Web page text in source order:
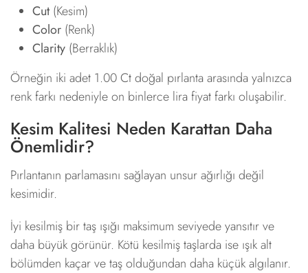
Cut(Kesim)
Color (Renk)
Clarity (Berraklık)
Örneğin iki adet 1.00 Ct doğal pırlanta arasında yalnızca
renk farkı nedeniyle on binlerce lira fiyat farkı oluşabilir.
Kesim Kalitesi Neden Karattan Daha
Önemlidir?
Pırlantanın parlamasını sağlayan unsur ağırlığı değil
kesimidir.
İyi kesilmiş bir taş ışığı maksimum seviyede yansıtır ve
daha büyük görünür. Kötü kesilmiş taşlarda ise ışık alt
bölümden kaçar ve taş olduğundan daha küçük algılanır.